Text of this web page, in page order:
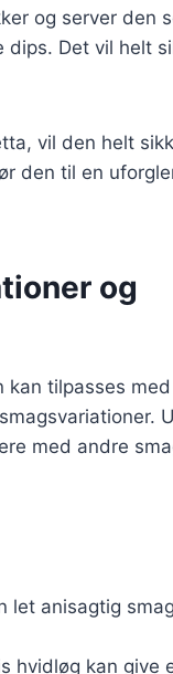
og server den
Det vil helt
vil den helt
den til en
og
tilpasses
med andre
let anisagtig
hvidløg kan give